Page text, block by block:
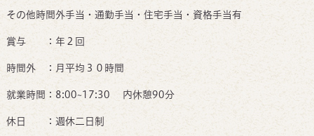
その他時間外手当・通勤手当・住宅手当・資格手当有
賞与 ：年２回
時間外 ：月平均３０時間
就業時間：8:00~17:30 内休憩90分
休日 ：週休二日制